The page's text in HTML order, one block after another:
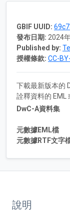
GBIF UUID:
發布日期: 2024
Published by:
授權條款: CC-
下載最新版本的
詮釋資料的 EML
DwC-A資料集
元數據EML檔
元數據RTF文字
說明